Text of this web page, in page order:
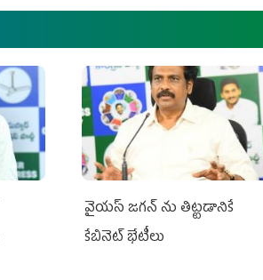
వైయ‌స్ జగన్‌ ను తిట్టడానికే
కేబినెట్‌ భేటీలు